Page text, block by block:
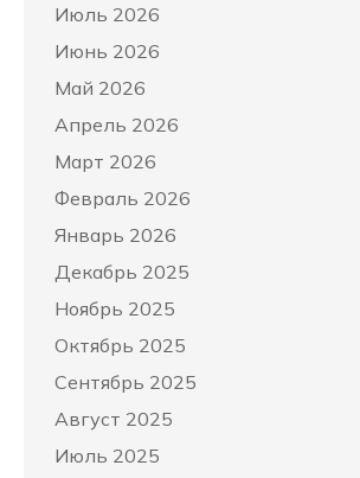
Июль 2026
Июнь 2026
Май 2026
Апрель 2026
Март 2026
Февраль 2026
Январь 2026
Декабрь 2025
Ноябрь 2025
Октябрь 2025
Сентябрь 2025
Август 2025
Июль 2025